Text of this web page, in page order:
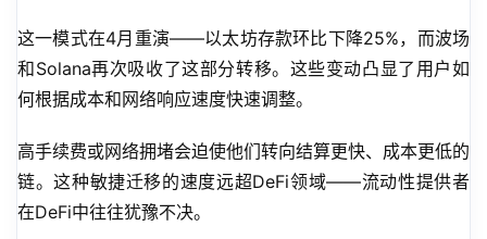
这一模式在4月重演——以太坊存款环比下降25%，而波场
和Solana再次吸收了这部分转移。这些变动凸显了用户如
何根据成本和网络响应速度快速调整。
高手续费或网络拥堵会迫使他们转向结算更快、成本更低的
链。这种敏捷迁移的速度远超DeFi领域——流动性提供者
在DeFi中往往犹豫不决。